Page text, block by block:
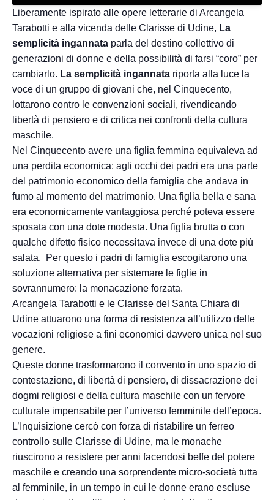
Liberamente ispirato alle opere letterarie di Arcangela
Tarabotti e alla vicenda delle Clarisse di Udine, La
semplicità ingannata parla del destino collettivo di
generazioni di donne e della possibilità di farsi “coro” per
cambiarlo. La semplicità ingannata riporta alla luce la
voce di un gruppo di giovani che, nel Cinquecento,
lottarono contro le convenzioni sociali, rivendicando
libertà di pensiero e di critica nei confronti della cultura
maschile.
Nel Cinquecento avere una figlia femmina equivaleva ad
una perdita economica: agli occhi dei padri era una parte
del patrimonio economico della famiglia che andava in
fumo al momento del matrimonio. Una figlia bella e sana
era economicamente vantaggiosa perché poteva essere
sposata con una dote modesta. Una figlia brutta o con
qualche difetto fisico necessitava invece di una dote più
salata. Per questo i padri di famiglia escogitarono una
soluzione alternativa per sistemare le figlie in
sovrannumero: la monacazione forzata.
Arcangela Tarabotti e le Clarisse del Santa Chiara di
Udine attuarono una forma di resistenza all’utilizzo delle
vocazioni religiose a fini economici davvero unica nel suo
genere.
Queste donne trasformarono il convento in uno spazio di
contestazione, di libertà di pensiero, di dissacrazione dei
dogmi religiosi e della cultura maschile con un fervore
culturale impensabile per l’universo femminile dell’epoca.
L’Inquisizione cercò con forza di ristabilire un ferreo
controllo sulle Clarisse di Udine, ma le monache
riuscirono a resistere per anni facendosi beffe del potere
maschile e creando una sorprendente micro-società tutta
al femminile, in un tempo in cui le donne erano escluse